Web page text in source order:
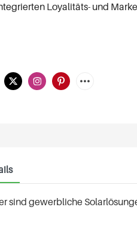
Loyalitäts- und
sind gewerbliche